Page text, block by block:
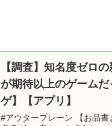
【調査】知名度ゼロ
が期待以上のゲーム
ゲ】【アプリ】
#アウタープレーン 【お品